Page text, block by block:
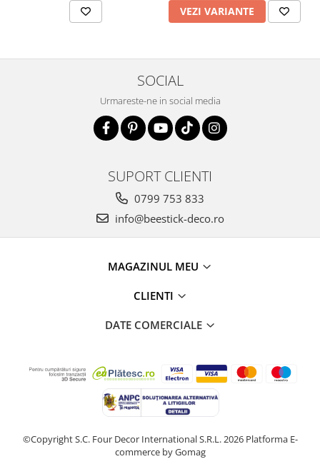
VEZI VARIANTE
SOCIAL
Urmareste-ne in social media
SUPORT CLIENTI
0799 753 833
info@beestick-deco.ro
MAGAZINUL MEU
CLIENTI
DATE COMERCIALE
©Copyright S.C. Four Decor International S.R.L. 2026 Platforma E-
commerce by Gomag